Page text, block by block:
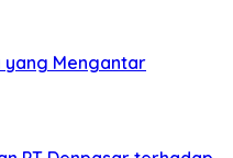
yang Mengantar